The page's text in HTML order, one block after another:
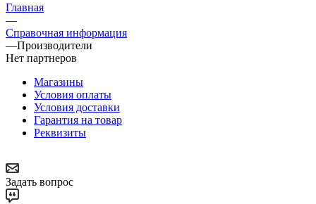
Главная
—
Справочная информация
—Производители
Нет партнеров
Магазины
Условия оплаты
Условия доставки
Гарантия на товар
Реквизиты
Задать вопрос